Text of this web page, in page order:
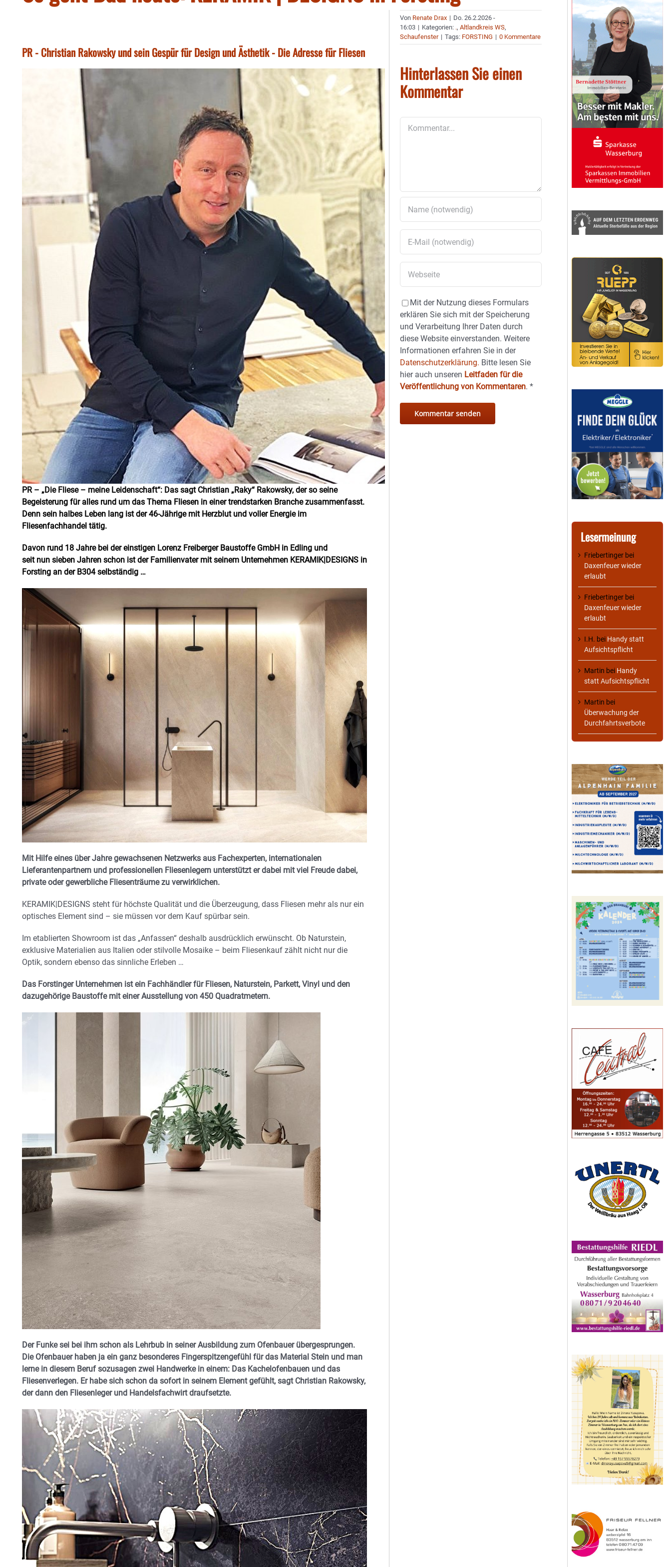
PR - Christian Rakowsky und sein Gespür für Design und Ästhetik - Die Adresse für Fliesen
PR – „Die Fliese – meine Leidenschaft“: Das sagt Christian „Raky“ Rakowsky, der so seine
Begeisterung für alles rund um das Thema Fliesen in einer trendstarken Branche zusammenfasst.
Denn sein halbes Leben lang ist der 46-Jährige mit Herzblut und voller Energie im
Fliesenfachhandel tätig.
Davon rund 18 Jahre bei der einstigen Lorenz Freiberger Baustoffe GmbH in Edling und
seit nun sieben Jahren schon ist der Familienvater mit seinem Unternehmen KERAMIK|DESIGNS in
Forsting an der B304 selbständig …
Mit Hilfe eines über Jahre gewachsenen Netzwerks aus Fachexperten, internationalen
Lieferantenpartnern und professionellen Fliesenlegern unterstützt er dabei mit viel Freude dabei,
private oder gewerbliche Fliesenträume zu verwirklichen.
KERAMIK|DESIGNS steht für höchste Qualität und die Überzeugung, dass Fliesen mehr als nur ein
optisches Element sind – sie müssen vor dem Kauf spürbar sein.
Im etablierten Showroom ist das „Anfassen“ deshalb ausdrücklich erwünscht. Ob Naturstein,
exklusive Materialien aus Italien oder stilvolle Mosaike – beim Fliesenkauf zählt nicht nur die
Optik, sondern ebenso das sinnliche Erleben …
Das Forstinger Unternehmen ist ein Fachhändler für Fliesen, Naturstein, Parkett, Vinyl und den
dazugehörige Baustoffe mit einer Ausstellung von 450 Quadratmetern.
Der Funke sei bei ihm schon als Lehrbub in seiner Ausbildung zum Ofenbauer übergesprungen.
Die Ofenbauer haben ja ein ganz besonderes Fingerspitzengefühl für das Material Stein und man
lerne in diesem Beruf sozusagen zwei Handwerke in einem: Das Kachelofenbauen und das
Fliesenverlegen. Er habe sich schon da sofort in seinem Element gefühlt, sagt Christian Rakowsky,
der dann den Fliesenleger und Handelsfachwirt draufsetzte.
Von Renate Drax | Do. 26.2.2026 -
16:03 | Kategorien: .,Altlandkreis WS,
Schaufenster | Tags: FORSTING | 0 Kommentare
Hinterlassen Sie einen
Kommentar
Mit der Nutzung dieses Formulars
erklären Sie sich mit der Speicherung
und Verarbeitung Ihrer Daten durch
diese Website einverstanden. Weitere
Informationen erfahren Sie in der
Datenschutzerklärung. Bitte lesen Sie
hier auch unseren Leitfaden für die
Veröffentlichung von Kommentaren.*
Lesermeinung
Friebertinger bei
Daxenfeuer wieder
erlaubt
Friebertinger bei
Daxenfeuer wieder
erlaubt
I.H. bei Handy statt
Aufsichtspflicht
Martin bei Handy
statt Aufsichtspflicht
Martin bei
Überwachung der
Durchfahrtsverbote